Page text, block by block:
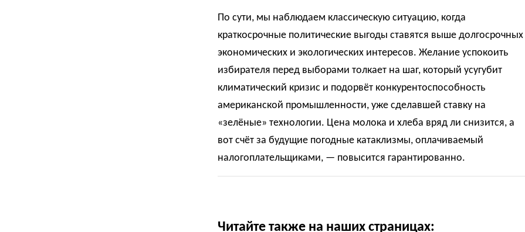
По сути, мы наблюдаем классическую ситуацию, когда
краткосрочные политические выгоды ставятся выше долгосрочных
экономических и экологических интересов. Желание успокоить
избирателя перед выборами толкает на шаг, который усугубит
климатический кризис и подорвёт конкурентоспособность
американской промышленности, уже сделавшей ставку на
«зелёные» технологии. Цена молока и хлеба вряд ли снизится, а
вот счёт за будущие погодные катаклизмы, оплачиваемый
налогоплательщиками, — повысится гарантированно.
Читайте также на наших страницах: